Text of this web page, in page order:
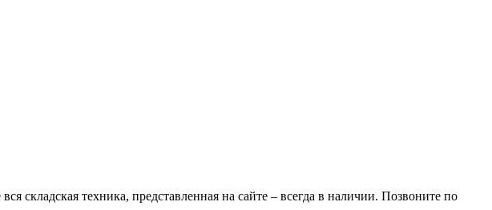
складская техника, представленная на сайте – всегда в наличии. Позвоните по